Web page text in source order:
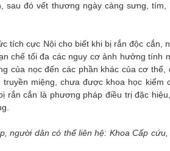
đó vết thương ngày càng sưng, tím,
tích cực Nội cho biết khi bị rắn độc cắn,
chế tối đa các nguy cơ ảnh hưởng tính
của nọc đến các phần khác của cơ thể,
miệng, chưa được khoa học kiểm
rắn cắn là phương pháp điều trị đặc
người dân có thể liên hệ: Khoa Cấp cứu,